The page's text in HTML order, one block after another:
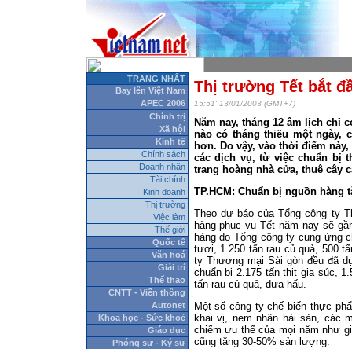
TRANG NHẤT
Bay lên Việt Nam
APEC 2006
Chính trị
Xã hội
Kinh tế
Chính sách
Doanh nhân
Tài chính
Kinh doanh
Thị trường
Việc làm
Thế giới
Quốc tế
Văn hoá
Giải trí
Thể thao
CNTT - Viễn thông
Autonet
Khoa học - Sức khoẻ
Giáo dục
Phóng sự - Ký sự
Thị trường Tết bắt
15:51' 13/01/2003 (GMT+7)
Năm nay, tháng 12 âm lịch chỉ
nào có tháng thiếu một ngày,
hơn. Do vậy, vào thời điểm
các dịch vụ, từ việc chuẩn bị
trang hoàng nhà cửa, thuê cây
TP.HCM: Chuẩn bị nguồn hàng
Theo dự báo của Tổng công ty
hàng phục vụ Tết năm nay sẽ
hàng do Tổng công ty cung ứng
tươi, 1.250 tấn rau củ quả, 500
ty Thương mại Sài gòn đều đã
chuẩn bị 2.175 tấn thịt gia súc,
tấn rau củ quả, dưa hấu.
Một số công ty chế biến thực
khai vị, nem nhân hải sản, các
chiếm ưu thế của mọi năm như
cũng tăng 30-50% sản lượng.